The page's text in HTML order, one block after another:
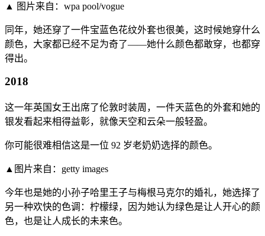
▲ 图片来自：wpa pool/vogue
同年，她还穿了一件宝蓝色花纹外套也很美，这时候她穿什么
颜色，大家都已经不足为奇了——她什么颜色都敢穿，也都穿
得出。
2018
这一年英国女王出席了伦敦时装周，一件天蓝色的外套和她的
银发看起来相得益彰，就像天空和云朵一般轻盈。
你可能很难相信这是一位 92 岁老奶奶选择的颜色。
▲图片来自：getty images
今年也是她的小孙子哈里王子与梅根马克尔的婚礼，她选择了
另一种欢快的色调：柠檬绿，因为她认为绿色是让人开心的颜
色，也是让人成长的未来色。